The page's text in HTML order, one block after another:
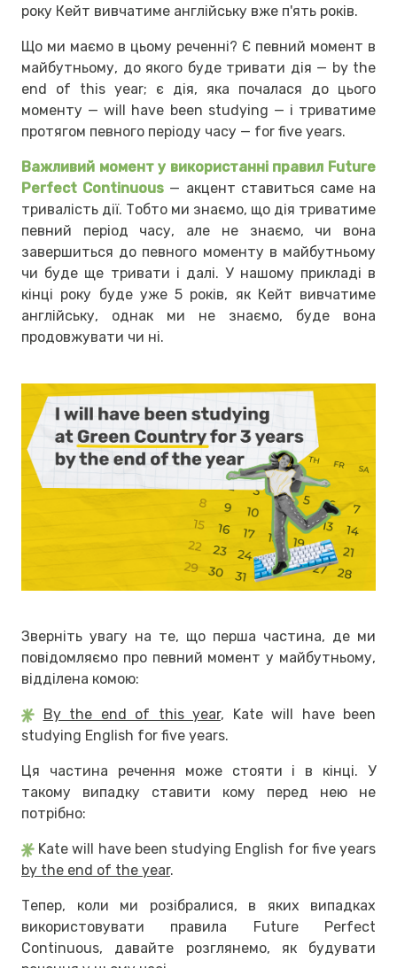
року Кейт вивчатиме англійську вже п'ять років.
Що ми маємо в цьому реченні? Є певний момент в
майбутньому, до якого буде тривати дія — by the
end of this year; є дія, яка почалася до цього
моменту — will have been studying — і триватиме
протягом певного періоду часу — for five years.
Важливий момент у використанні правил Future
Perfect Continuous — акцент ставиться саме на
тривалість дії. Тобто ми знаємо, що дія триватиме
певний період часу, але не знаємо, чи вона
завершиться до певного моменту в майбутньому
чи буде ще тривати і далі. У нашому прикладі в
кінці року буде уже 5 років, як Кейт вивчатиме
англійську, однак ми не знаємо, буде вона
продовжувати чи ні.
Зверніть увагу на те, що перша частина, де ми
повідомляємо про певний момент у майбутньому,
відділена комою:
By the end of this year, Kate will have been
studying English for five years.
Ця частина речення може стояти і в кінці. У
такому випадку ставити кому перед нею не
потрібно:
Kate will have been studying English for five years
by the end of the year.
Тепер, коли ми розібралися, в яких випадках
використовувати правила Future Perfect
Continuous, давайте розглянемо, як будувати